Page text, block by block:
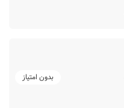
بدون امتیاز